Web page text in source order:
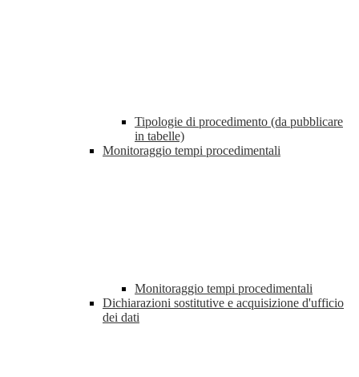
Tipologie di procedimento (da pubblicare
in tabelle)
Monitoraggio tempi procedimentali
Monitoraggio tempi procedimentali
Dichiarazioni sostitutive e acquisizione d'ufficio
dei dati